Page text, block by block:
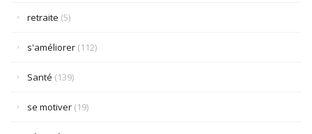
retraite (5)
s'améliorer (112)
Santé (139)
se motiver (19)